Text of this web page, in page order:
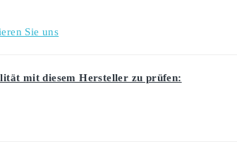
Sie uns
mit diesem Hersteller zu prüfen: